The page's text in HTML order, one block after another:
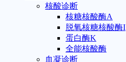
核酸诊断
核糖核酸酶A
脱氧核糖核酸酶I
蛋白酶K
全能核酸酶
血凝诊断